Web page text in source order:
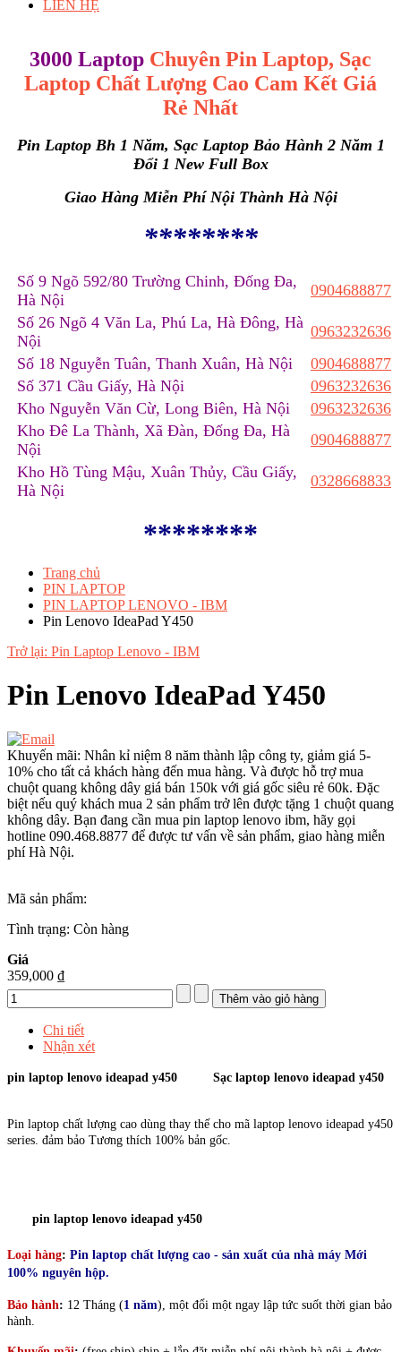
LIÊN HỆ
3000 Laptop Chuyên Pin Laptop, Sạc
Laptop Chất Lượng Cao Cam Kết Giá
Rẻ Nhất
Pin Laptop Bh 1 Năm, Sạc Laptop Bảo Hành 2 Năm 1
Đổi 1 New Full Box
Giao Hàng Miễn Phí Nội Thành Hà Nội
********
Số 9 Ngõ 592/80 Trường Chinh, Đống Đa,
Hà Nội
0904688877
Số 26 Ngõ 4 Văn La, Phú La, Hà Đông, Hà
Nội
0963232636
Số 18 Nguyễn Tuân, Thanh Xuân, Hà Nội
0904688877
Số 371 Cầu Giấy, Hà Nội
0963232636
Kho Nguyễn Văn Cừ, Long Biên, Hà Nội
0963232636
Kho Đê La Thành, Xã Đàn, Đống Đa, Hà
Nội
0904688877
Kho Hồ Tùng Mậu, Xuân Thủy, Cầu Giấy,
Hà Nội
0328668833
********
Trang chủ
PIN LAPTOP
PIN LAPTOP LENOVO - IBM
Pin Lenovo IdeaPad Y450
Trở lại: Pin Laptop Lenovo - IBM
Pin Lenovo IdeaPad Y450
Khuyến mãi: Nhân kỉ niệm 8 năm thành lập công ty, giảm giá 5-
10% cho tất cả khách hàng đến mua hàng. Và được hỗ trợ mua
chuột quang không dây giá bán 150k với giá gốc siêu rẻ 60k. Đặc
biệt nếu quý khách mua 2 sản phẩm trở lên được tặng 1 chuột quang
không dây. Bạn đang cần mua pin laptop lenovo ibm, hãy gọi
hotline 090.468.8877 để được tư vấn về sản phẩm, giao hàng miễn
phí Hà Nội.
Mã sản phẩm:
Tình trạng: Còn hàng
Giá
359,000 ₫
Chi tiết
Nhận xét
pin laptop lenovo ideapad y450 Sạc laptop lenovo ideapad y450
Pin laptop chất lượng cao dùng thay thế cho mã laptop lenovo ideapad y450
series. đảm bảo Tương thích 100% bản gốc.
pin laptop lenovo ideapad y450
Loại hàng: Pin laptop chất lượng cao - sản xuất của nhà máy Mới
100% nguyên hộp.
Bảo hành: 12 Tháng (1 năm), một đổi một ngay lập tức suốt thời gian bảo
hành.